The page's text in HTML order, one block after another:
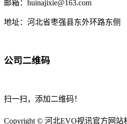
邮箱：huinajixie@163.com
地址：河北省枣强县东外环路东侧
公司二维码
扫一扫，添加二维码！
Copyright © 河北EVO视讯官方网站